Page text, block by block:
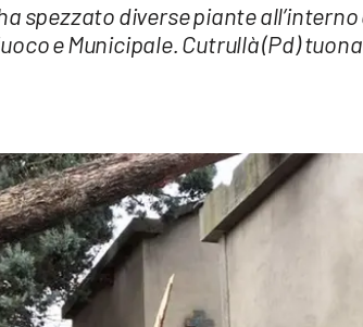
spezzato diverse piante all’interno
e Municipale. Cutrullà (Pd)